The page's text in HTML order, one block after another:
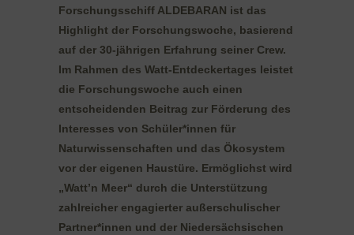
Forschungsschiff ALDEBARAN ist das
Highlight der Forschungswoche, basierend
auf der 30-jährigen Erfahrung seiner Crew.
Im Rahmen des Watt-Entdeckertages leistet
die Forschungswoche auch einen
entscheidenden Beitrag zur Förderung des
Interesses von Schüler*innen für
Naturwissenschaften und das Ökosystem
vor der eigenen Haustüre. Ermöglichst wird
„Watt’n Meer“ durch die Unterstützung
zahlreicher engagierter außerschulischer
Partner*innen und der Niedersächsischen